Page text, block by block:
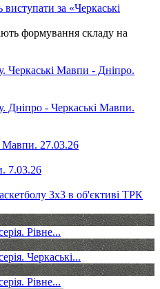
за «Черкаські
формування складу на
Черкаські Мавпи - Дніпро.
Дніпро - Черкаські Мавпи.
Мавпи. 27.03.26
7.03.26
3х3 в об'єктиві ТРК
Рівне...
Черкаські...
Рівне...